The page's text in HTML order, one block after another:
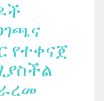
የተቀናጀ